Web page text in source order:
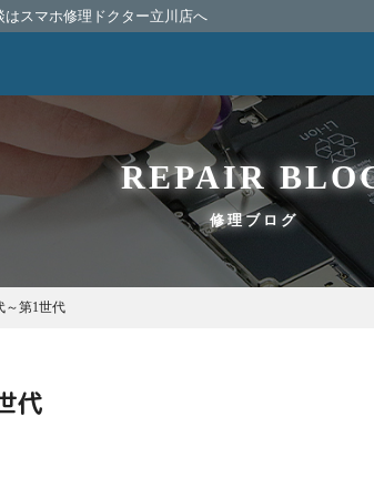
はスマホ修理ドクター立川店へ
REPAIR
修理ブログ
～第1世代
代